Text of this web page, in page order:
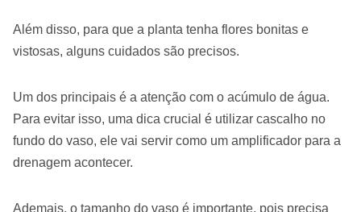
Além disso, para que a planta tenha flores bonitas e
vistosas, alguns cuidados são precisos.
Um dos principais é a atenção com o acúmulo de água.
Para evitar isso, uma dica crucial é utilizar cascalho no
fundo do vaso, ele vai servir como um amplificador para a
drenagem acontecer.
Ademais, o tamanho do vaso é importante, pois precisa